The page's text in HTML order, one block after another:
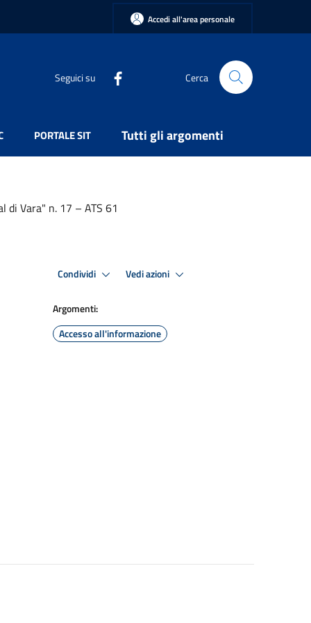
Accedi all'area personale
Seguici su Cerca
PORTALE SIT Tutti gli argomenti
di Vara" n. 17 – ATS 61
Condividi Vedi azioni
Argomenti:
Accesso all'informazione